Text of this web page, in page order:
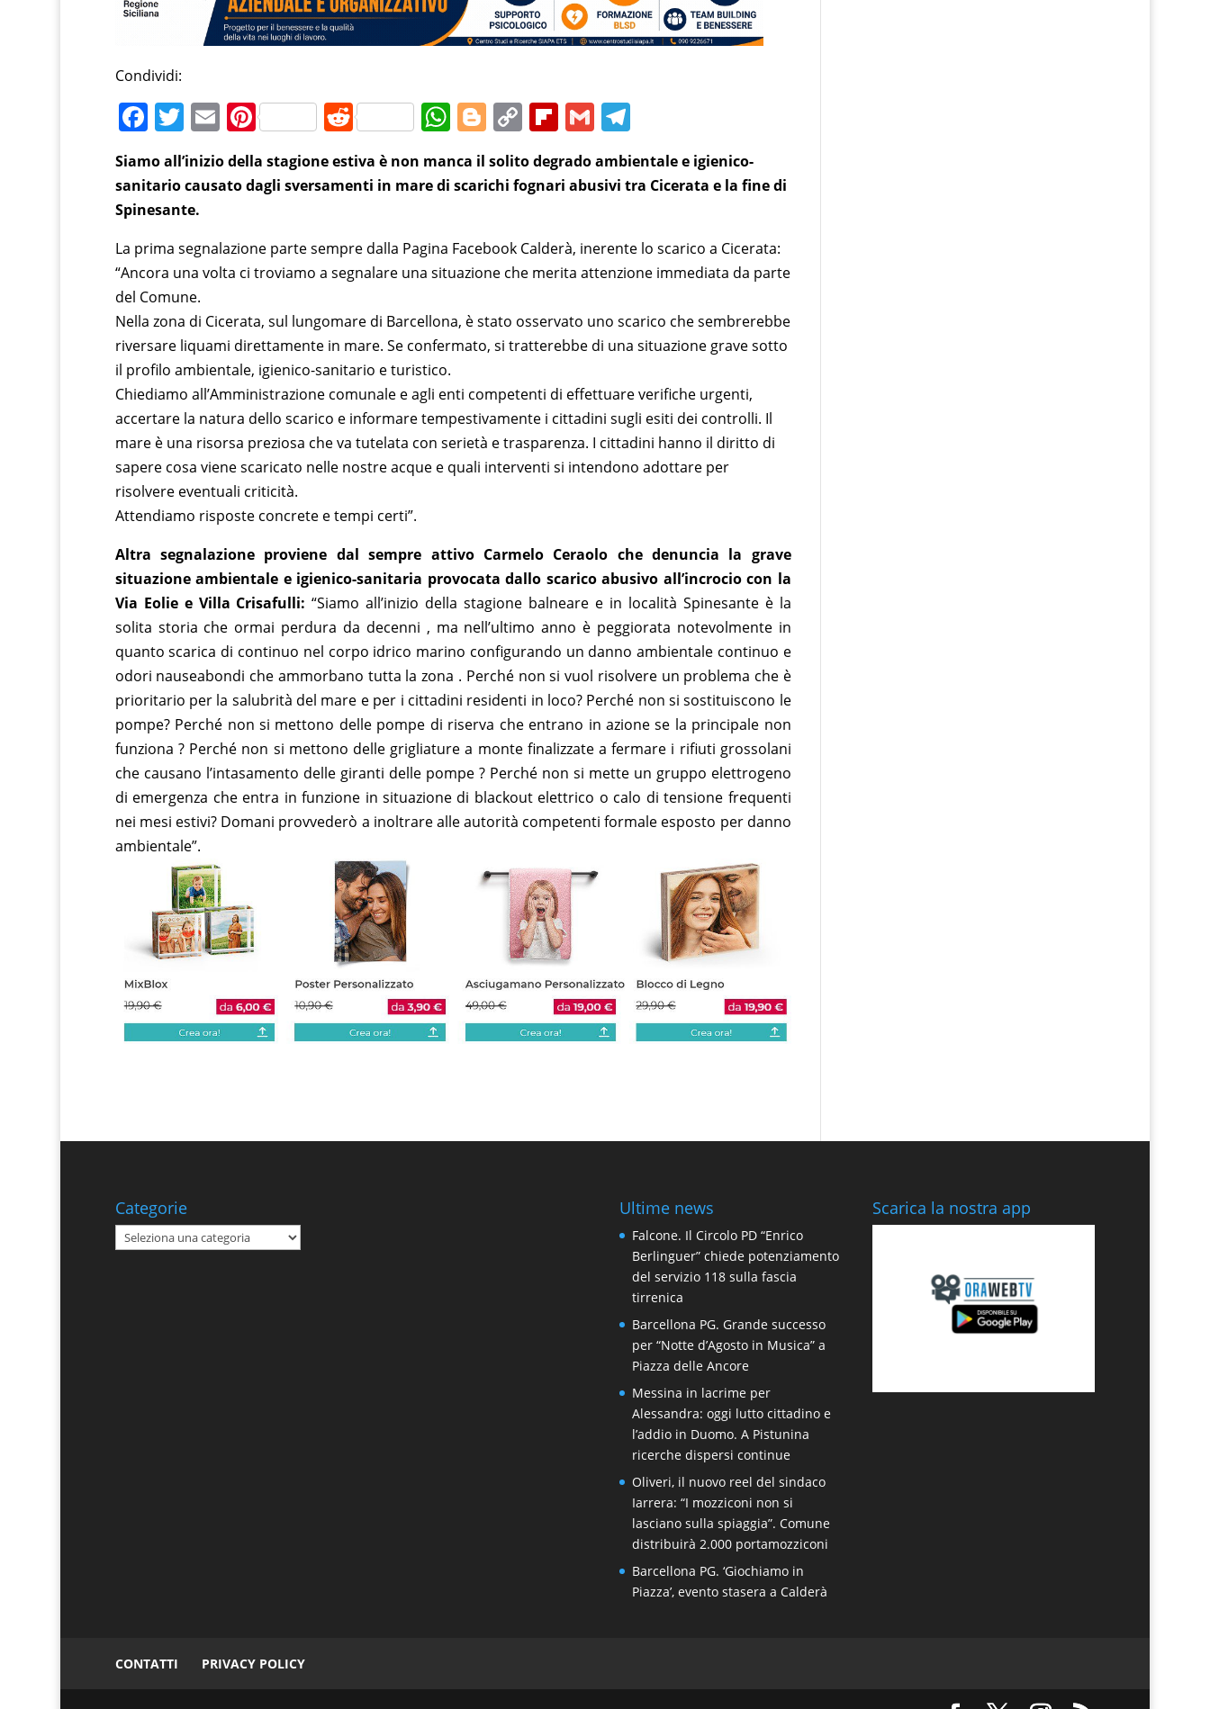
Condividi:
F
c
e
o
o
k
T
w
itt
er
E
m
ai
l
Pi
er
e
R
e
d
di
W
at
s
p
p
Bl
g
g
er
C
o
p
y
Li
n
k
Fl
ip
b
o
ar
d
G
m
ai
l
T
el
e
gr
a
m
Siamo all’inizio della stagione estiva è non manca il solito degrado ambientale e igienico-
sanitario causato dagli sversamenti in mare di scarichi fognari abusivi tra Cicerata e la fine di
Spinesante.
La prima segnalazione parte sempre dalla Pagina Facebook Calderà, inerente lo scarico a Cicerata:
“Ancora una volta ci troviamo a segnalare una situazione che merita attenzione immediata da parte
del Comune.
Nella zona di Cicerata, sul lungomare di Barcellona, è stato osservato uno scarico che sembrerebbe
riversare liquami direttamente in mare. Se confermato, si tratterebbe di una situazione grave sotto
il profilo ambientale, igienico-sanitario e turistico.
Chiediamo all’Amministrazione comunale e agli enti competenti di effettuare verifiche urgenti,
accertare la natura dello scarico e informare tempestivamente i cittadini sugli esiti dei controlli. Il
mare è una risorsa preziosa che va tutelata con serietà e trasparenza. I cittadini hanno il diritto di
sapere cosa viene scaricato nelle nostre acque e quali interventi si intendono adottare per
risolvere eventuali criticità.
Attendiamo risposte concrete e tempi certi”.
Altra segnalazione proviene dal sempre attivo Carmelo Ceraolo che denuncia la grave
situazione ambientale e igienico-sanitaria provocata dallo scarico abusivo all’incrocio con la
Via Eolie e Villa Crisafulli: “Siamo all’inizio della stagione balneare e in località Spinesante è la
solita storia che ormai perdura da decenni , ma nell’ultimo anno è peggiorata notevolmente in
quanto scarica di continuo nel corpo idrico marino configurando un danno ambientale continuo e
odori nauseabondi che ammorbano tutta la zona . Perché non si vuol risolvere un problema che è
prioritario per la salubrità del mare e per i cittadini residenti in loco? Perché non si sostituiscono le
pompe? Perché non si mettono delle pompe di riserva che entrano in azione se la principale non
funziona ? Perché non si mettono delle grigliature a monte finalizzate a fermare i rifiuti grossolani
che causano l’intasamento delle giranti delle pompe ? Perché non si mette un gruppo elettrogeno
di emergenza che entra in funzione in situazione di blackout elettrico o calo di tensione frequenti
nei mesi estivi? Domani provvederò a inoltrare alle autorità competenti formale esposto per danno
ambientale”.
Categorie
Categorie
Ultime news
Falcone. Il Circolo PD “Enrico
Berlinguer” chiede potenziamento
del servizio 118 sulla fascia
tirrenica
Barcellona PG. Grande successo
per “Notte d’Agosto in Musica” a
Piazza delle Ancore
Messina in lacrime per
Alessandra: oggi lutto cittadino e
l’addio in Duomo. A Pistunina
ricerche dispersi continue
Oliveri, il nuovo reel del sindaco
Iarrera: “I mozziconi non si
lasciano sulla spiaggia”. Comune
distribuirà 2.000 portamozziconi
Barcellona PG. ‘Giochiamo in
Piazza’, evento stasera a Calderà
Scarica la nostra app
CONTATTI PRIVACY POLICY